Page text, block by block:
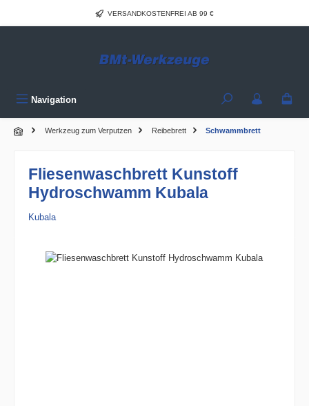
Zum Hauptinhalt springenVERSANDKOSTENFREI AB 99 €
Navigation
Werkzeug zum Verputzen Reibebrett Schwammbrett
Fliesenwaschbrett Kunstoff
Hydroschwamm Kubala
Kubala
Bildergalerie überspringen